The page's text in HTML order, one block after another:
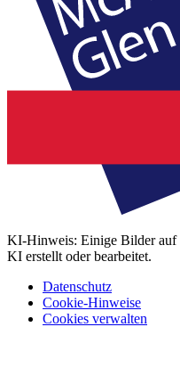
KI-Hinweis: Einige Bilder auf
KI erstellt oder bearbeitet.
Datenschutz
Cookie-Hinweise
Cookies verwalten